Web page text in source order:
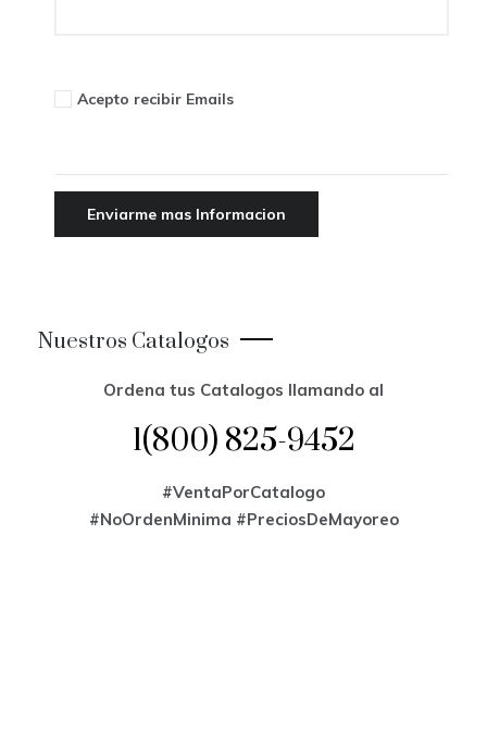
Acepto recibir Emails
Nuestros Catalogos
Ordena tus Catalogos llamando al
1(800) 825-9452
#VentaPorCatalogo
#NoOrdenMinima #PreciosDeMayoreo